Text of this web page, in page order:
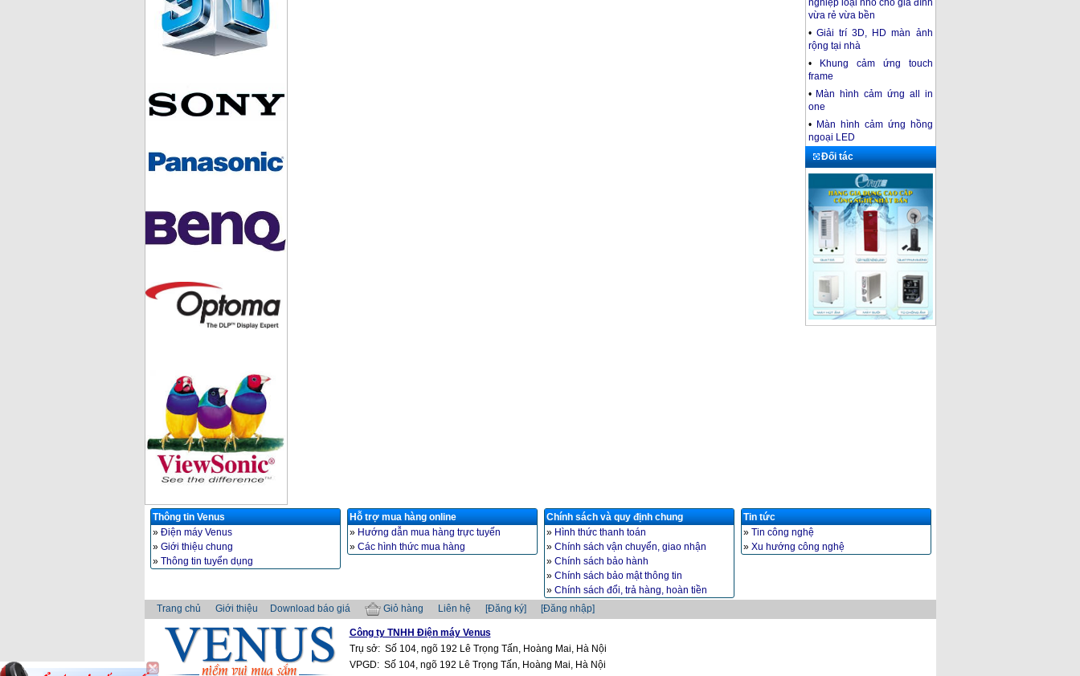
nghiệp loại nhò cho gia đình
vừa rẻ vừa bền
• Giải trí 3D, HD màn ảnh
rộng tại nhà
•
Khung cảm ứng touch
frame
• Màn hình cảm ứng all in
one
• Màn hình cảm ứng hồng
ngoại LED
Đối tác
Thông tin Venus
» Điện máy Venus
» Giới thiệu chung
» Thông tin tuyển dụng
Hỗ trợ mua hàng online
» Hướng dẫn mua hàng trực tuyến
» Các hình thức mua hàng
Chính sách và quy định chung
» Hình thức thanh toán
» Chính sách vận chuyển, giao nhận
» Chính sách bảo hành
» Chính sách bảo mật thông tin
» Chính sách đổi, trả hàng, hoàn tiền
Tin tức
» Tin công nghệ
» Xu hướng công nghệ
Trang chủ Giới thiệu Download báo giá Giỏ hàng Liên hệ [Đăng ký] [Đăng nhập]
Công ty TNHH Điện máy Venus
Trụ sở: Số 104, ngõ 192 Lê Trọng Tấn, Hoàng Mai, Hà Nội
VPGD: Số 104, ngõ 192 Lê Trọng Tấn, Hoàng Mai, Hà Nội